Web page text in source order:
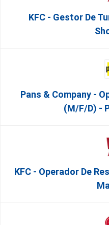
KFC - Gestor De
Pans & Company -
(m/f/d) -
KFC - Operador De